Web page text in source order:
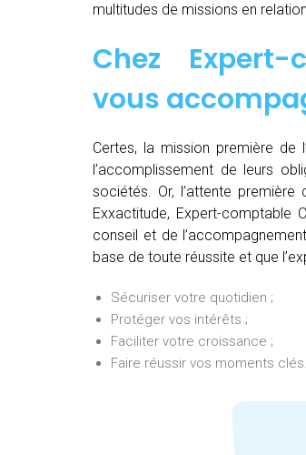
multitudes de missions en
Chez
vous
Certes, la mission première de
l’accomplissement de leurs
sociétés. Or, l’attente
Exxactitude, Expert-comptable
conseil et de
base de toute réussite et que
Sécuriser votre quotidien ;
Protéger vos intérêts ;
Faciliter votre croissance ;
Faire réussir vos moments clés.